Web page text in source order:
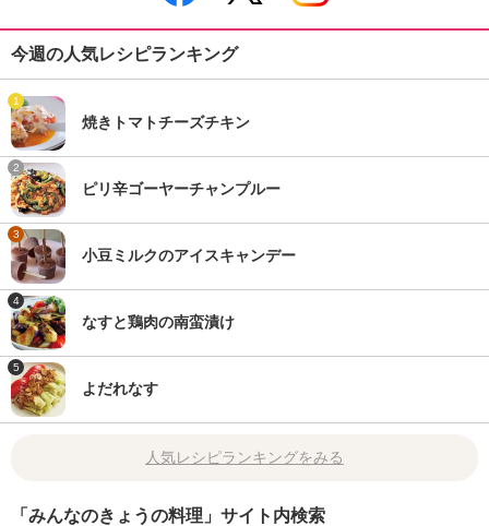
今週の人気レシピランキング
1
焼きトマトチーズチキン
2
ピリ辛ゴーヤーチャンプルー
3
小豆ミルクのアイスキャンデー
4
なすと鶏肉の南蛮漬け
5
よだれなす
人気レシピランキングをみる
「みんなのきょうの料理」サイト内検索